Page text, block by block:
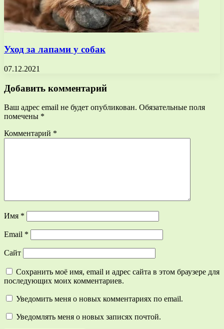
Уход за лапами у собак
07.12.2021
Добавить комментарий
Ваш адрес email не будет опубликован. Обязательные поля
помечены *
Комментарий *
Имя *
Email *
Сайт
Сохранить моё имя, email и адрес сайта в этом браузере для
последующих моих комментариев.
Уведомить меня о новых комментариях по email.
Уведомлять меня о новых записях почтой.